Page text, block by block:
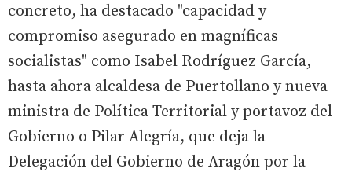
concreto, ha destacado "capacidad y
compromiso asegurado en magníficas
socialistas" como Isabel Rodríguez García,
hasta ahora alcaldesa de Puertollano y nueva
ministra de Política Territorial y portavoz del
Gobierno o Pilar Alegría, que deja la
Delegación del Gobierno de Aragón por la